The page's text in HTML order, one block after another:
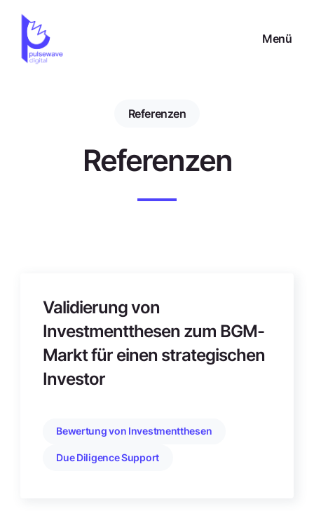
Menü
Referenzen
Referenzen
Validierung von
Investmentthesen zum BGM-
Markt für einen strategischen
Investor
Bewertung von Investmentthesen
Due Diligence Support